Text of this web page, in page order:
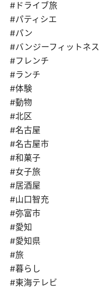
#ドライブ旅
#パティシエ
#パン
#バンジーフィットネス
#フレンチ
#ランチ
#体験
#動物
#北区
#名古屋
#名古屋市
#和菓子
#女子旅
#居酒屋
#山口智充
#弥富市
#愛知
#愛知県
#旅
#暮らし
#東海テレビ